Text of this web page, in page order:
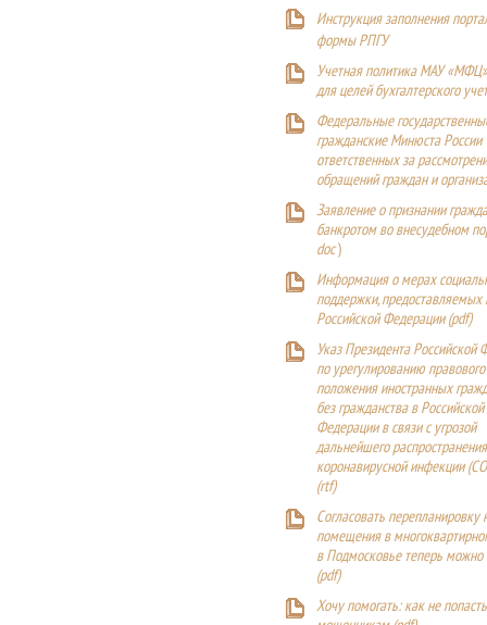
Инструкция заполнения
формы РПГУ
Учетная политика МАУ
для целей бухгалтерского
Федеральные
гражданские Минюста России
ответственных за
обращений граждан и
Заявление о признании
банкротом во внесудебном
doc)
Информация о мерах
поддержки,
Российской Федерации (pdf)
Указ Президента Российской
по урегулированию правового
положения иностранных
без гражданства в Российской
Федерации в связи с угрозой
дальнейшего
коронавирусной инфекции
(rtf)
Согласовать перепланировку
помещения в
в Подмосковье теперь можно
(pdf)
Хочу помогать: как не